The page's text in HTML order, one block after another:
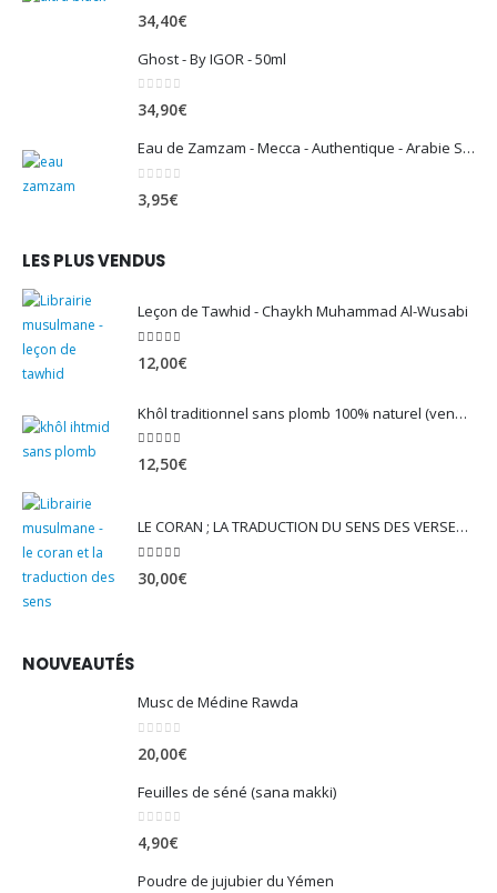
34,40€
Ghost - By IGOR - 50ml
0 sur 5
34,90€
Eau de Zamzam - Mecca - Authentique - Arabie Saoudite - 500 ml
3,95€
LES PLUS VENDUS
Leçon de Tawhid - Chaykh Muhammad Al-Wusabi
12,00€
Khôl traditionnel sans plomb 100% naturel (vendu avec son mirwed)
4.82sur 5
12,50€
LE CORAN ; LA TRADUCTION DU SENS DES VERSET - EDITION TAWBAH
30,00€
NOUVEAUTÉS
Musc de Médine Rawda
20,00€
Feuilles de séné (sana makki)
0 sur 5
4,90€
Poudre de jujubier du Yémen